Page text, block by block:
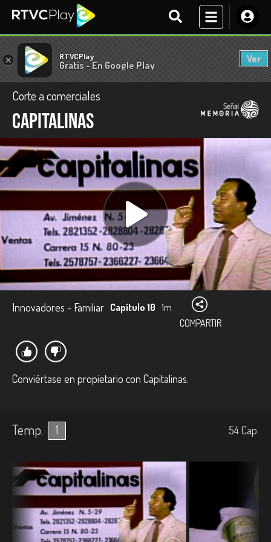
× RTVCPlay
Gratis - En Google Play
Ver
Corte a comerciales
Capitalinas
Innovadores - Familiar Capítulo 10 1m
COMPARTIR
Conviértase en propietario con Capitalinas.
Temp. 1 54Cap.